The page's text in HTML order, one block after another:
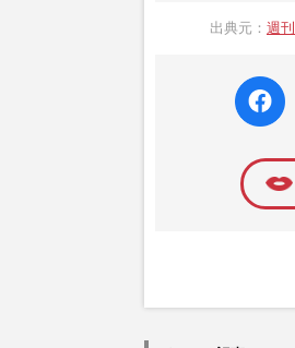
か、女性週
出典元： 週
faceboo
k いい
ね